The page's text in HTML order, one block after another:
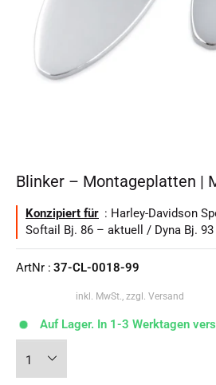
Blinker – Montageplatten |
Konzipiert für : Harley-Davidson
Softail Bj. 86 – aktuell / Dyna Bj.
ArtNr : 37-CL-0018-99
inkl. MwSt., zzgl. Versand
Auf Lager. In 1-3 Werktagen